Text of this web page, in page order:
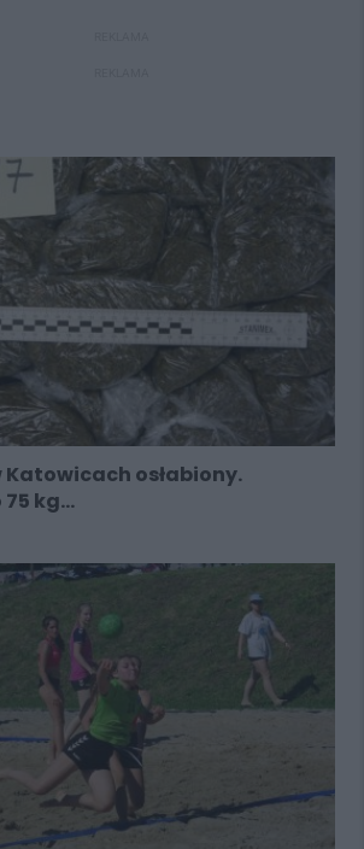
Katowicach osłabiony.
kg...